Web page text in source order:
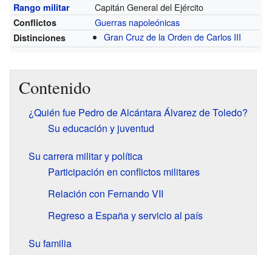
Rango militar Capitán General del Ejército
Conflictos Guerras napoleónicas
Distinciones Gran Cruz de la Orden de Carlos III
Contenido
¿Quién fue Pedro de Alcántara Álvarez de Toledo?
Su educación y juventud
Su carrera militar y política
Participación en conflictos militares
Relación con Fernando VII
Regreso a España y servicio al país
Su familia